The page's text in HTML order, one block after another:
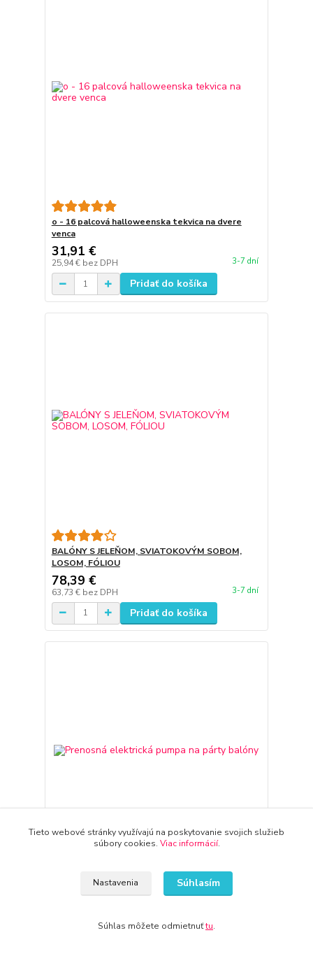
o - 16 palcová halloweenska tekvica na dvere
venca
31,91 €
25,94 € bez DPH 3-7 dní
Pridať do košíka
BALÓNY S JELEŇOM, SVIATOKOVÝM SOBOM,
LOSOM, FÓLIOU
78,39 €
63,73 € bez DPH 3-7 dní
Pridať do košíka
Prenosná elektrická pumpa na párty balóny
36,94 €
Pridať do košíka
Tieto webové stránky využívajú na poskytovanie svojich služieb
súbory cookies. Viac informácií.
Nastavenia Súhlasím
Súhlas môžete odmietnuťtu.